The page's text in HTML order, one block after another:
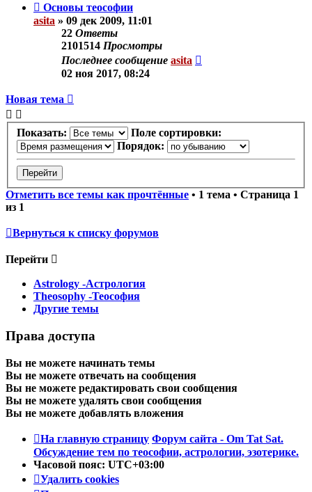
Основы теософии
asita » 09 дек 2009, 11:01
22 Ответы
2101514 Просмотры
Последнее сообщение asita
02 ноя 2017, 08:24
Новая тема
Показать:
Поле сортировки:
Порядок:
Отметить все темы как прочтённые • 1 тема • Страница 1
из 1
Вернуться к списку форумов
Перейти
Astrology -Астрология
Theosophy -Теософия
Другие темы
Права доступа
Вы не можете начинать темы
Вы не можете отвечать на сообщения
Вы не можете редактировать свои сообщения
Вы не можете удалять свои сообщения
Вы не можете добавлять вложения
На главную страницу Форум сайта - Om Tat Sat.
Обсуждение тем по теософии, астрологии, эзотерике.
Часовой пояс: UTC+03:00
Удалить cookies